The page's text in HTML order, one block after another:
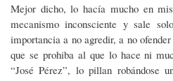
Mejor dicho, lo hacía mucho en
mecanismo inconsciente y sale
importancia a no agredir, a no
que se prohiba al que lo hace ni
“José Pérez”, lo pillan robándose